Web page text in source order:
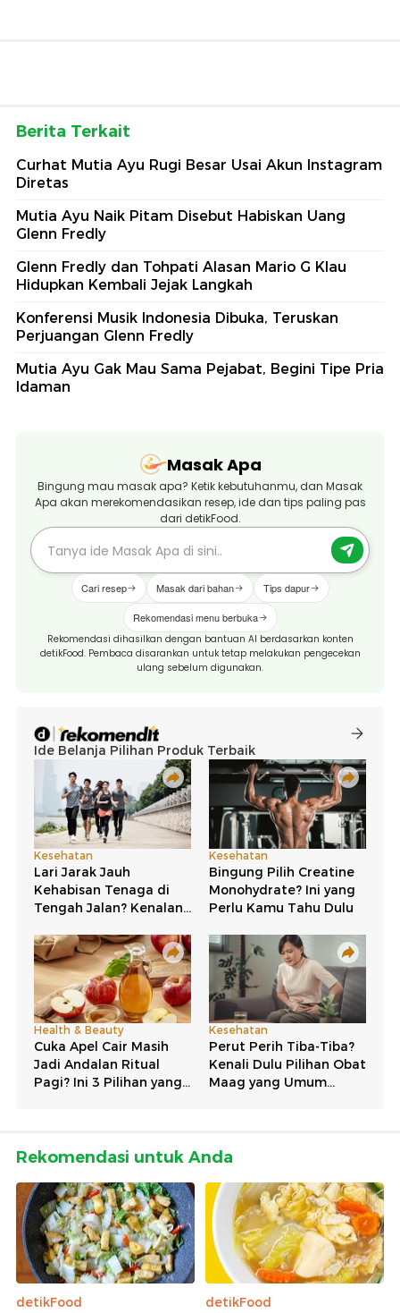
Berita Terkait
Curhat Mutia Ayu Rugi Besar Usai Akun Instagram
Diretas
Mutia Ayu Naik Pitam Disebut Habiskan Uang
Glenn Fredly
Glenn Fredly dan Tohpati Alasan Mario G Klau
Hidupkan Kembali Jejak Langkah
Konferensi Musik Indonesia Dibuka, Teruskan
Perjuangan Glenn Fredly
Mutia Ayu Gak Mau Sama Pejabat, Begini Tipe Pria
Idaman
Masak Apa
Bingung mau masak apa? Ketik kebutuhanmu, dan Masak
Apa akan merekomendasikan resep, ide dan tips paling pas
dari detikFood.
Cari resep Masak dari bahan Tips dapur
Rekomendasi menu berbuka
Rekomendasi dihasilkan dengan bantuan AI berdasarkan konten
detikFood. Pembaca disarankan untuk tetap melakukan pengecekan
ulang sebelum digunakan.
Rekomendasi untuk Anda
detikFood
detikFood